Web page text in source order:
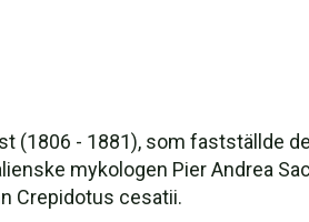
(1806 - 1881), som fastställde
mykologen Pier Andrea
Crepidotus cesatii.